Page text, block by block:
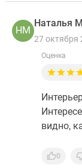
НМ
Наталья
27 октября
Оценка
видно,
0